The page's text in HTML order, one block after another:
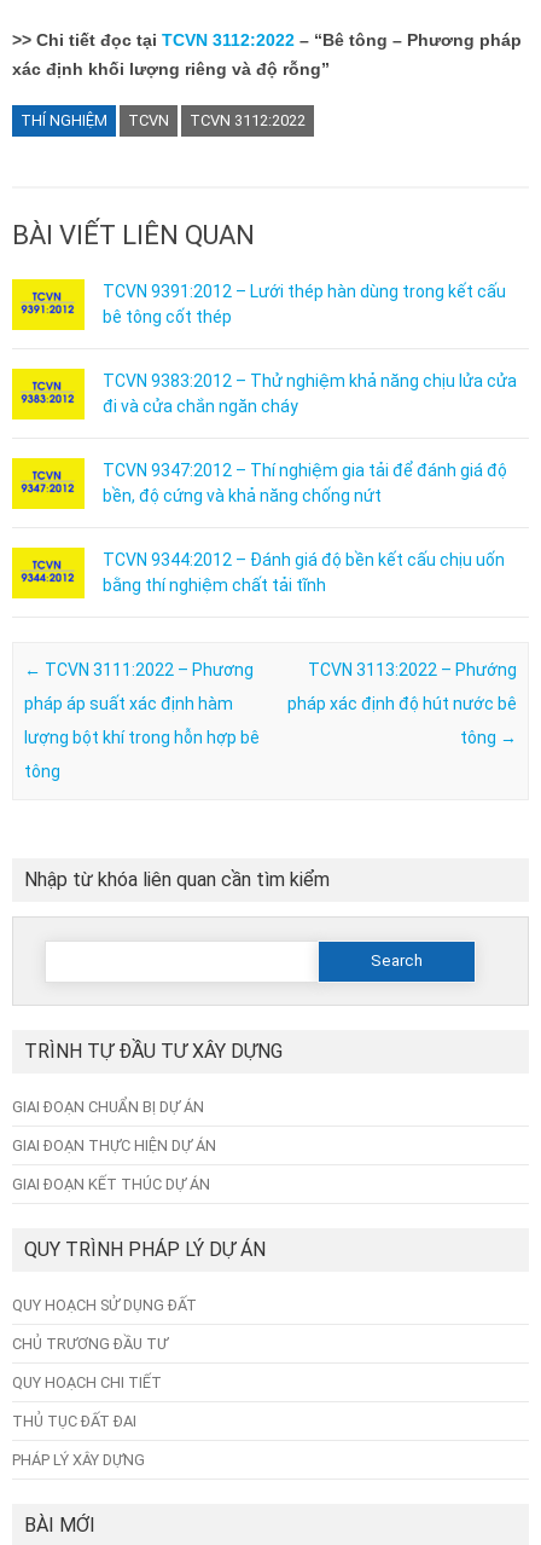
>> Chi tiết đọc tại TCVN 3112:2022 – “Bê tông – Phương pháp
xác định khối lượng riêng và độ rỗng”
THÍ NGHIỆM TCVN TCVN 3112:2022
BÀI VIẾT LIÊN QUAN
TCVN 9391:2012 – Lưới thép hàn dùng trong kết cấu
bê tông cốt thép
TCVN 9383:2012 – Thử nghiệm khả năng chịu lửa cửa
đi và cửa chắn ngăn cháy
TCVN 9347:2012 – Thí nghiệm gia tải để đánh giá độ
bền, độ cứng và khả năng chống nứt
TCVN 9344:2012 – Đánh giá độ bền kết cấu chịu uốn
bằng thí nghiệm chất tải tĩnh
Post navigation
← TCVN 3111:2022 – Phương
pháp áp suất xác định hàm
lượng bột khí trong hỗn hợp bê
tông
TCVN 3113:2022 – Phướng
pháp xác định độ hút nước bê
tông →
Nhập từ khóa liên quan cần tìm kiểm
Search
TRÌNH TỰ ĐẦU TƯ XÂY DỰNG
GIAI ĐOẠN CHUẨN BỊ DỰ ÁN
GIAI ĐOẠN THỰC HIỆN DỰ ÁN
GIAI ĐOẠN KẾT THÚC DỰ ÁN
QUY TRÌNH PHÁP LÝ DỰ ÁN
QUY HOẠCH SỬ DỤNG ĐẤT
CHỦ TRƯƠNG ĐẦU TƯ
QUY HOẠCH CHI TIẾT
THỦ TỤC ĐẤT ĐAI
PHÁP LÝ XÂY DỰNG
BÀI MỚI